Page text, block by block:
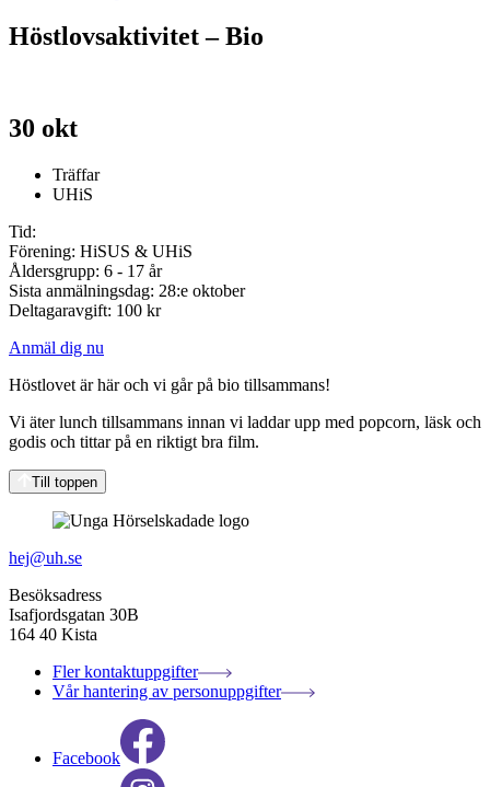
Höstlovsaktivitet – Bio
30 okt
Träffar
UHiS
Tid:
Förening: HiSUS & UHiS
Åldersgrupp: 6 - 17 år
Sista anmälningsdag: 28:e oktober
Deltagaravgift: 100 kr
Anmäl dig nu
Höstlovet är här och vi går på bio tillsammans!
Vi äter lunch tillsammans innan vi laddar upp med popcorn, läsk och
godis och tittar på en riktigt bra film.
Till toppen
hej@uh.se
Besöksadress
Isafjordsgatan 30B
164 40 Kista
Fler kontaktuppgifter
Vår hantering av personuppgifter
Facebook